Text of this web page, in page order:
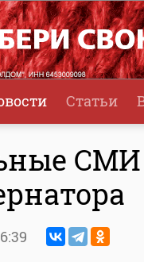
Статьи
СМИ